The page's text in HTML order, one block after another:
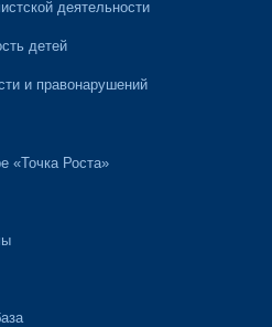
деятельности
детей
и правонарушений
«Точка Роста»